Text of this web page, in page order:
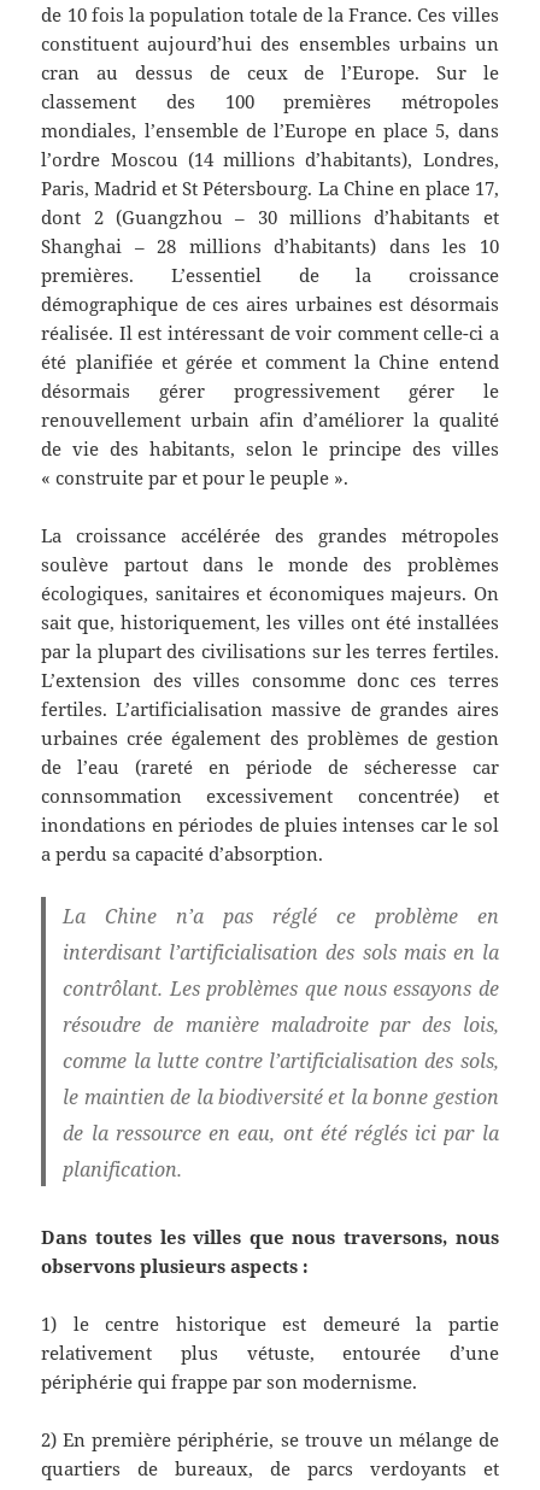
de 10 fois la population totale de la France. Ces villes
constituent aujourd’hui des ensembles urbains un
cran au dessus de ceux de l’Europe. Sur le
classement des 100 premières métropoles
mondiales, l’ensemble de l’Europe en place 5, dans
l’ordre Moscou (14 millions d’habitants), Londres,
Paris, Madrid et St Pétersbourg. La Chine en place 17,
dont 2 (Guangzhou – 30 millions d’habitants et
Shanghai – 28 millions d’habitants) dans les 10
premières. L’essentiel de la croissance
démographique de ces aires urbaines est désormais
réalisée. Il est intéressant de voir comment celle-ci a
été planifiée et gérée et comment la Chine entend
désormais gérer progressivement gérer le
renouvellement urbain afin d’améliorer la qualité
de vie des habitants, selon le principe des villes
« construite par et pour le peuple ».
La croissance accélérée des grandes métropoles
soulève partout dans le monde des problèmes
écologiques, sanitaires et économiques majeurs. On
sait que, historiquement, les villes ont été installées
par la plupart des civilisations sur les terres fertiles.
L’extension des villes consomme donc ces terres
fertiles. L’artificialisation massive de grandes aires
urbaines crée également des problèmes de gestion
de l’eau (rareté en période de sécheresse car
connsommation excessivement concentrée) et
inondations en périodes de pluies intenses car le sol
a perdu sa capacité d’absorption.
La Chine n’a pas réglé ce problème en
interdisant l’artificialisation des sols mais en la
contrôlant. Les problèmes que nous essayons de
résoudre de manière maladroite par des lois,
comme la lutte contre l’artificialisation des sols,
le maintien de la biodiversité et la bonne gestion
de la ressource en eau, ont été réglés ici par la
planification.
Dans toutes les villes que nous traversons, nous
observons plusieurs aspects :
1) le centre historique est demeuré la partie
relativement plus vétuste, entourée d’une
périphérie qui frappe par son modernisme.
2) En première périphérie, se trouve un mélange de
quartiers de bureaux, de parcs verdoyants et